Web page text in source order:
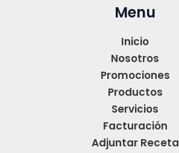
Menu
Inicio
Nosotros
Promociones
Productos
Servicios
Facturación
Adjuntar Receta